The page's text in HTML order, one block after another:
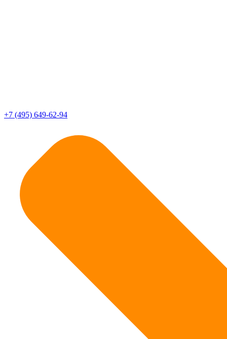
+7 (495) 649-62-94